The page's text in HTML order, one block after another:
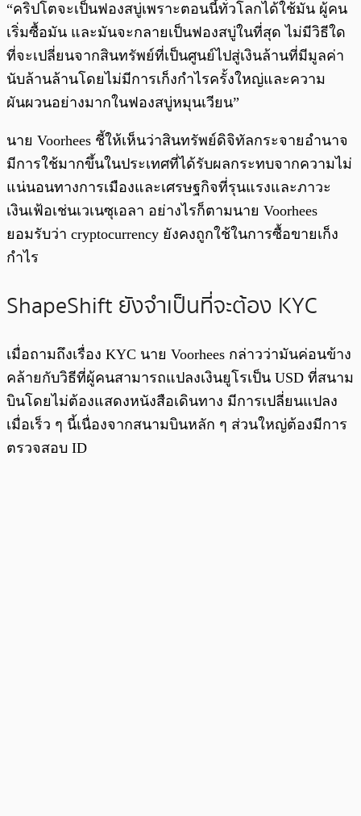
“คริปโตจะเป็นฟองสบู่เพราะตอนนี้ทั่วโลกได้ใช้มัน ผู้คน
เริ่มซื้อมัน และมันจะกลายเป็นฟองสบู่ในที่สุด ไม่มีวิธีใด
ที่จะเปลี่ยนจากสินทรัพย์ที่เป็นศูนย์ไปสู่เงินล้านที่มีมูลค่า
นับล้านล้านโดยไม่มีการเก็งกำไรครั้งใหญ่และความ
ผันผวนอย่างมากในฟองสบู่หมุนเวียน”
นาย Voorhees ชี้ให้เห็นว่าสินทรัพย์ดิจิทัลกระจายอำนาจ
มีการใช้มากขึ้นในประเทศที่ได้รับผลกระทบจากความไม่
แน่นอนทางการเมืองและเศรษฐกิจที่รุนแรงและภาวะ
เงินเฟ้อเช่นเวเนซุเอลา อย่างไรก็ตามนาย Voorhees
ยอมรับว่า cryptocurrency ยังคงถูกใช้ในการซื้อขายเก็ง
กำไร
ShapeShift ยังจำเป็นที่จะต้อง KYC
เมื่อถามถึงเรื่อง KYC นาย Voorhees กล่าวว่ามันค่อนข้าง
คล้ายกับวิธีที่ผู้คนสามารถแปลงเงินยูโรเป็น USD ที่สนาม
บินโดยไม่ต้องแสดงหนังสือเดินทาง มีการเปลี่ยนแปลง
เมื่อเร็ว ๆ นี้เนื่องจากสนามบินหลัก ๆ ส่วนใหญ่ต้องมีการ
ตรวจสอบ ID